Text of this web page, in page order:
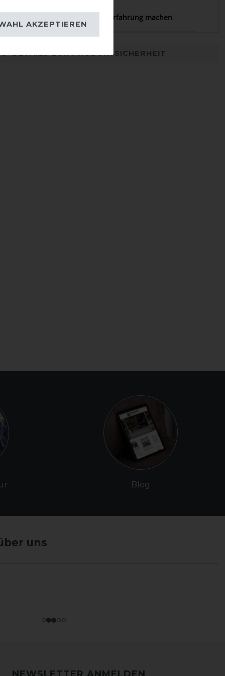
sehr gut, ich muß noch meine Erfahrung machen
DETAILS ZUR PRODUKTSICHERHEIT
Blog
uns
AKZEPTIEREN